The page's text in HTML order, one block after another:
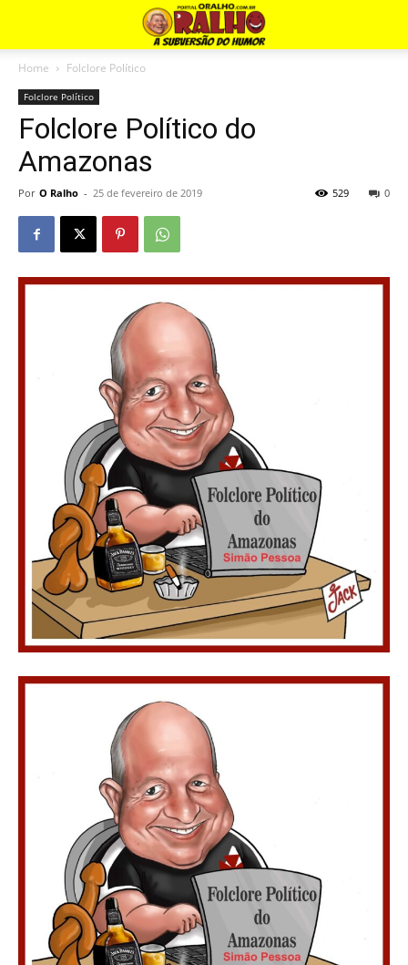
Home Folclore Político
Folclore Político
Folclore Político do
Amazonas
Por O Ralho - 25 de fevereiro de 2019 0
529